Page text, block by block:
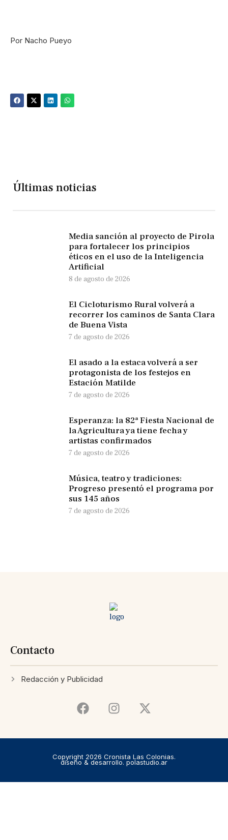
Por Nacho Pueyo
Últimas noticias
Media sanción al proyecto de Pirola
para fortalecer los principios
éticos en el uso de la Inteligencia
Artificial
8 de agosto de 2026
El Cicloturismo Rural volverá a
recorrer los caminos de Santa Clara
de Buena Vista
7 de agosto de 2026
El asado a la estaca volverá a ser
protagonista de los festejos en
Estación Matilde
7 de agosto de 2026
Esperanza: la 82ª Fiesta Nacional de
la Agricultura ya tiene fecha y
artistas confirmados
7 de agosto de 2026
Música, teatro y tradiciones:
Progreso presentó el programa por
sus 145 años
7 de agosto de 2026
Contacto
Redacción y Publicidad
Copyright 2026 Cronista Las Colonias.
diseño & desarrollo. polastudio.ar